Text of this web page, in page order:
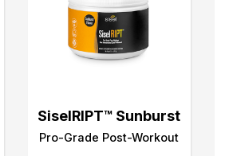
SiselRIPT™ Sunburst
Pro-Grade Post-Workout